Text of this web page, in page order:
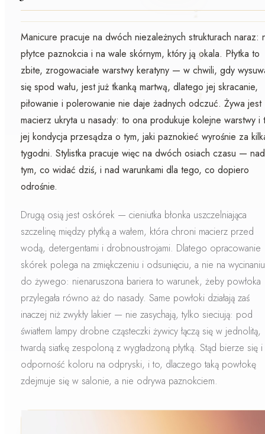
Manicure pracuje na dwóch niezależnych strukturach naraz:
płytce paznokcia i na wale skórnym, który ją okala. Płytka to
zbite, zrogowaciałe warstwy keratyny— w chwili, gdy
się spod wału, jest już tkanką martwą, dlatego jej skracanie,
piłowanie i polerowanie nie daje żadnych odczuć. Żywa jest
macierz ukryta u nasady: to ona produkuje kolejne warstwy i
jej kondycja przesądza o tym, jaki paznokieć wyrośnie za
tygodni. Stylistka pracuje więc na dwóch osiach czasu — nad
tym, co widać dziś, i nad warunkami dla tego, co dopiero
odrośnie.
Drugą osią jest oskórek — cieniutka błonka uszczelniająca
szczelinę między płytką a wałem, która chroni macierz przed
wodą, detergentami i drobnoustrojami. Dlatego opracowanie
skórek polega na zmiękczeniu i odsunięciu, a nie na wycinaniu
do żywego: nienaruszona bariera to warunek, żeby powłoka
przylegała równo aż do nasady. Same powłoki działają zaś
inaczej niż zwykły lakier — nie zasychają, tylko sieciują: pod
światłem lampy drobne cząsteczki żywicy łączą się w jednolitą,
twardą siatkę zespoloną z wygładzoną płytką. Stąd bierze się i
odporność koloru na odpryski, i to, dlaczego taką powłokę
zdejmuje się w salonie, a nie odrywa paznokciem.